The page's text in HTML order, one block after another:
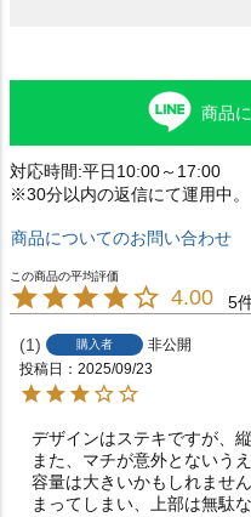
商品
対応時間:平日10:00～17:00
※30分以内の返信にて運用中。
商品についてのお問い合わせ
4.00 5
1 購入者
非公開
投稿日
2025/09/23
デザインはステキですが、
また、マチが意外とないう
容量は大きいかもしれませ
まってしまい、上部は無駄